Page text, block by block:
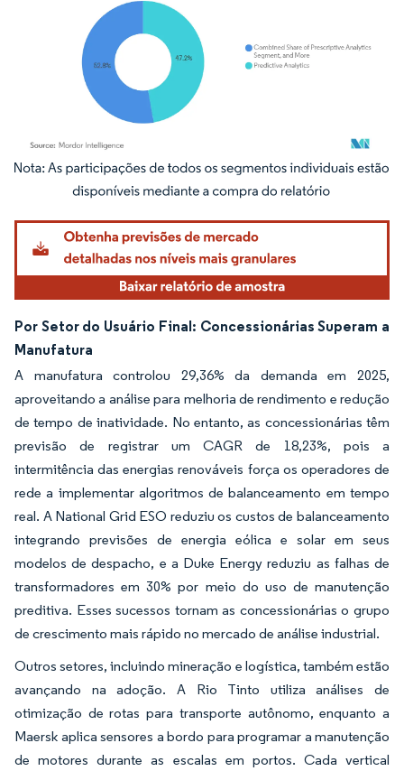
Imagem © Mordor Intelligence. O reuso requer atribuição conforme CC BY 4.0.
Por Setor do Usuário Final: Concessionárias Superam a
Manufatura
A manufatura controlou 29,36% da demanda em 2025,
aproveitando a análise para melhoria de rendimento e redução
de tempo de inatividade. No entanto, as concessionárias têm
previsão de registrar um CAGR de 18,23%, pois a
intermitência das energias renováveis força os operadores de
rede a implementar algoritmos de balanceamento em tempo
real. A National Grid ESO reduziu os custos de balanceamento
integrando previsões de energia eólica e solar em seus
modelos de despacho, e a Duke Energy reduziu as falhas de
transformadores em 30% por meio do uso de manutenção
preditiva. Esses sucessos tornam as concessionárias o grupo
de crescimento mais rápido no mercado de análise industrial.
Outros setores, incluindo mineração e logística, também estão
avançando na adoção. A Rio Tinto utiliza análises de
otimização de rotas para transporte autônomo, enquanto a
Maersk aplica sensores a bordo para programar a manutenção
de motores durante as escalas em portos. Cada vertical